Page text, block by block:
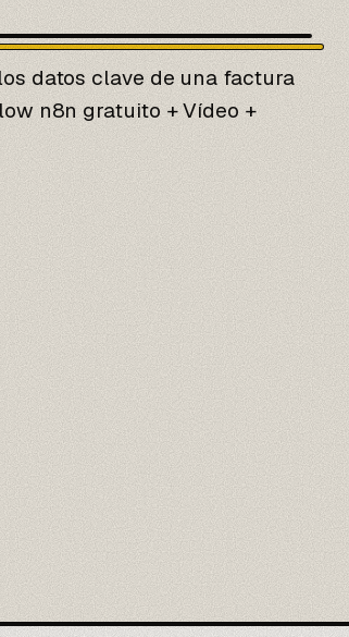
datos clave de una factura
n8n gratuito + Vídeo +